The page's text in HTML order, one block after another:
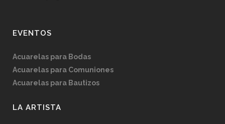
EVENTOS
Acuarelas para Bodas
Acuarelas para Comuniones
Acuarelas para Bautizos
LA ARTISTA